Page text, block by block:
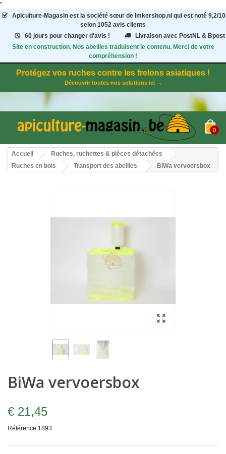
"
Apiculture-Magasinest la société sœur de Imkershop.nl qui est noté 9,2/10
selon 1052 avis clients
60 jours pour changer d'avis !
Livraison avec PostNL & Bpost
Site en construction. Nos abeilles traduisent le contenu. Merci de votre
compréhension !
Protégez vos ruches contre les frelons asiatiques !
Découvrir toutes nos solutions ici →
0
Accueil
Ruches, ruchettes & pièces détachées
Ruches en bois
Transport des abeilles BiWa vervoersbox
BiWa vervoersbox
€ 21,45
Référence 1893